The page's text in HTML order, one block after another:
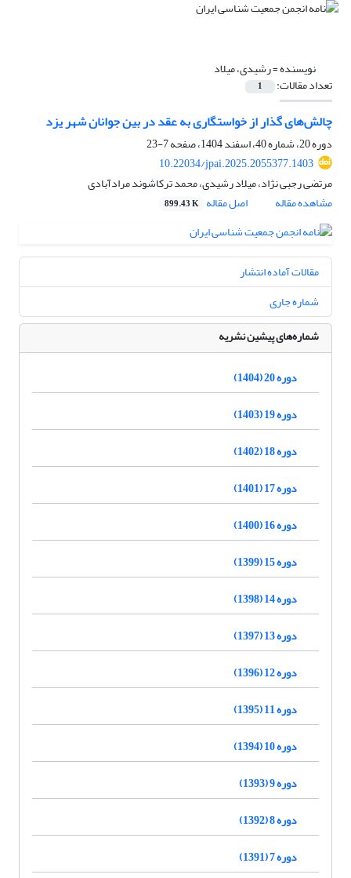
نویسنده =رشیدی، میلاد
تعداد مقالات: 1
چالش‌های گذار از خواستگاری به عقد در بین جوانان شهر یزد
دوره 20، شماره 40، اسفند 1404، صفحه
7-23
10.22034/jpai.2025.2055377.1403
مرتضی رجبی نژاد، میلاد رشیدی، محمد ترکاشوند مرادآبادی
مشاهده مقاله
اصل مقاله 899.43 K
مقالات آماده انتشار
شماره جاری
شماره‌های پیشین نشریه
دوره 20 (1404)
دوره 19 (1403)
دوره 18 (1402)
دوره 17 (1401)
دوره 16 (1400)
دوره 15 (1399)
دوره 14 (1398)
دوره 13 (1397)
دوره 12 (1396)
دوره 11 (1395)
دوره 10 (1394)
دوره 9 (1393)
دوره 8 (1392)
دوره 7 (1391)